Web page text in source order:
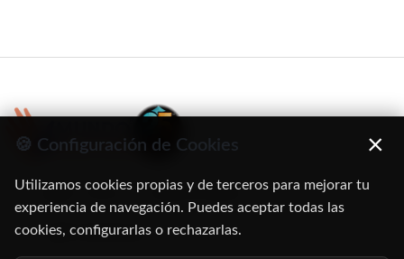
C/ Oruro, 11. 28016 Madrid
91 345 06 26
🍪 Configuración de Cookies ×
Utilizamos cookies propias y de terceros para mejorar tu
experiencia de navegación. Puedes aceptar todas las
cookies, configurarlas o rechazarlas.